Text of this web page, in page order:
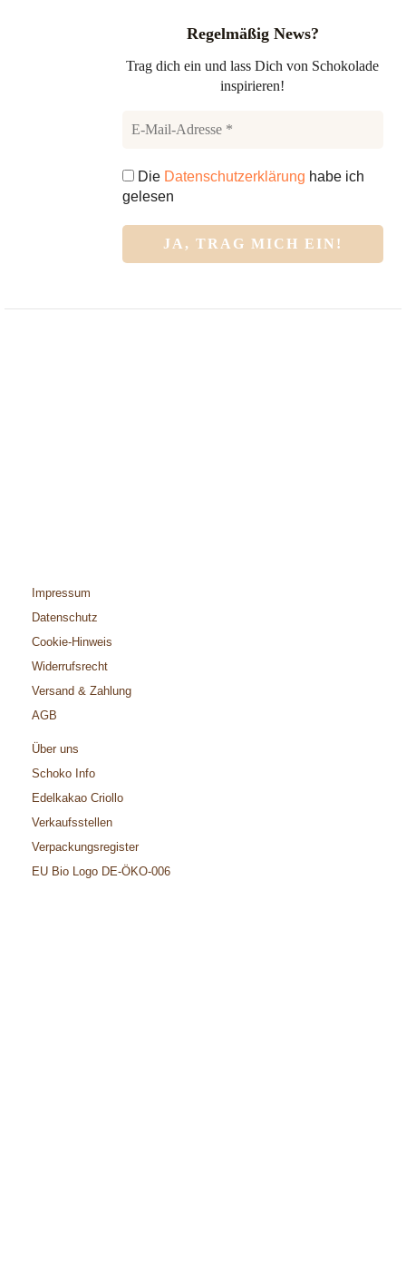
Regelmäßig News?
Trag dich ein und lass Dich von Schokolade
inspirieren!
Die Datenschutzerklärung habe ich
gelesen
Impressum
Datenschutz
Cookie-Hinweis
Widerrufsrecht
Versand & Zahlung
AGB
Über uns
Schoko Info
Edelkakao Criollo
Verkaufsstellen
Verpackungsregister
EU Bio Logo DE-ÖKO-006